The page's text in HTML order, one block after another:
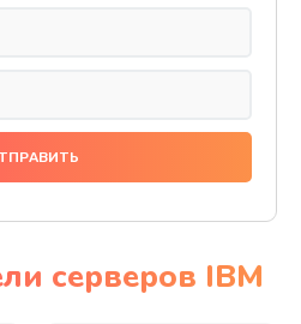
серверов IBM